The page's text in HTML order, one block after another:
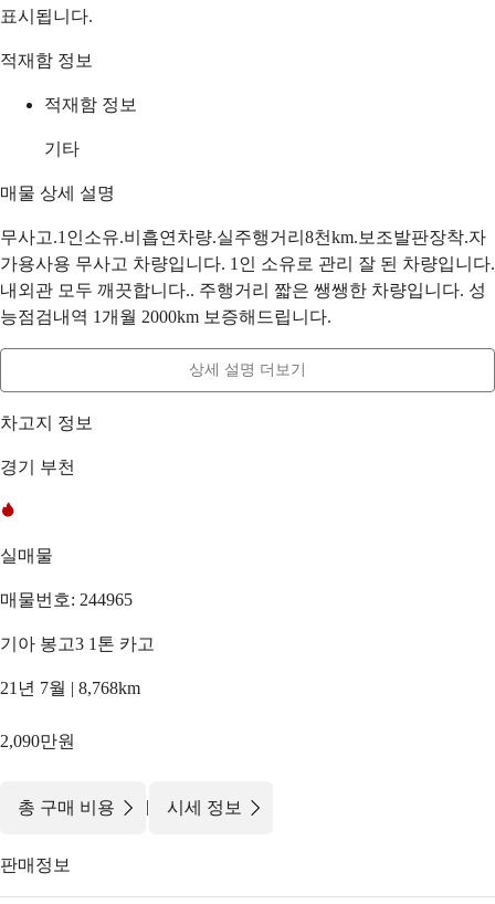
표시됩니다.
적재함 정보
적재함 정보
기타
매물 상세 설명
무사고.1인소유.비흡연차량.실주행거리8천km.보조발판장착.자
가용사용 무사고 차량입니다. 1인 소유로 관리 잘 된 차량입니다.
내외관 모두 깨끗합니다.. 주행거리 짧은 쌩쌩한 차량입니다. 성
능점검내역 1개월 2000km 보증해드립니다.
상세 설명 더보기
차고지 정보
경기 부천
실매물
매물번호: 244965
기아 봉고3 1톤 카고
21년 7월 | 8,768km
2,090만원
총 구매 비용 | 시세 정보
판매정보